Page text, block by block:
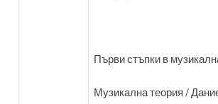
Първи стъпки в
Музикална теория /